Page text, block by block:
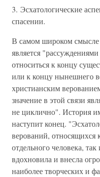
3. Эсхатологические
спасении.
В самом широком смысле
является
относиться к концу
или к концу нынешнего
христианским
значение в этой связи
не циклично". История
наступит конец.
верований,
отдельного человека,
вдохновила и внесла
наиболее творческих и